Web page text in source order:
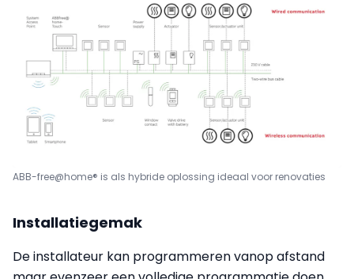
ABB-free@home® is als hybride oplossing ideaal voor renovaties
Installatiegemak
De installateur kan programmeren vanop afstand